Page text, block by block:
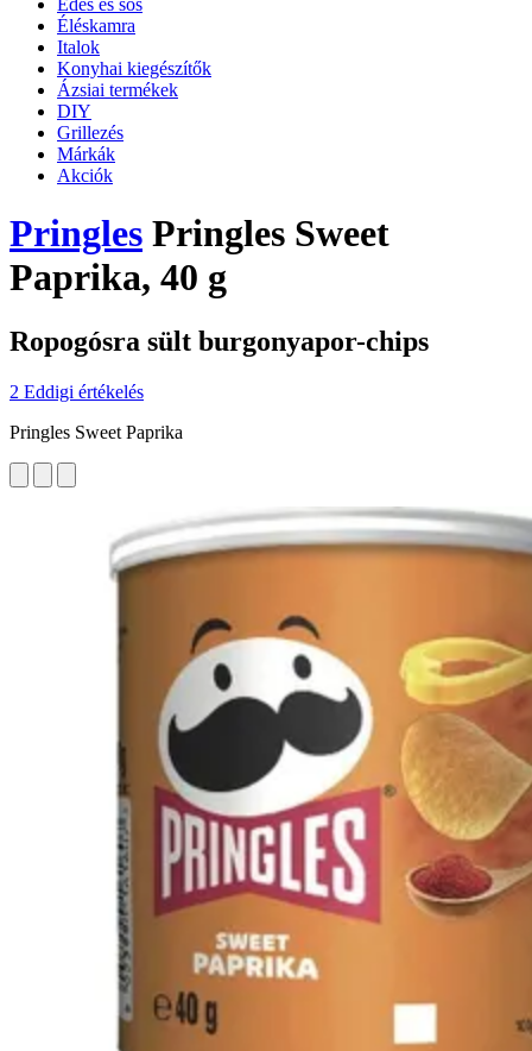
Édes és sós
Éléskamra
Italok
Konyhai kiegészítők
Ázsiai termékek
DIY
Grillezés
Márkák
Akciók
Pringles Pringles Sweet
Paprika, 40 g
Ropogósra sült burgonyapor-chips
2 Eddigi értékelés
Pringles Sweet Paprika